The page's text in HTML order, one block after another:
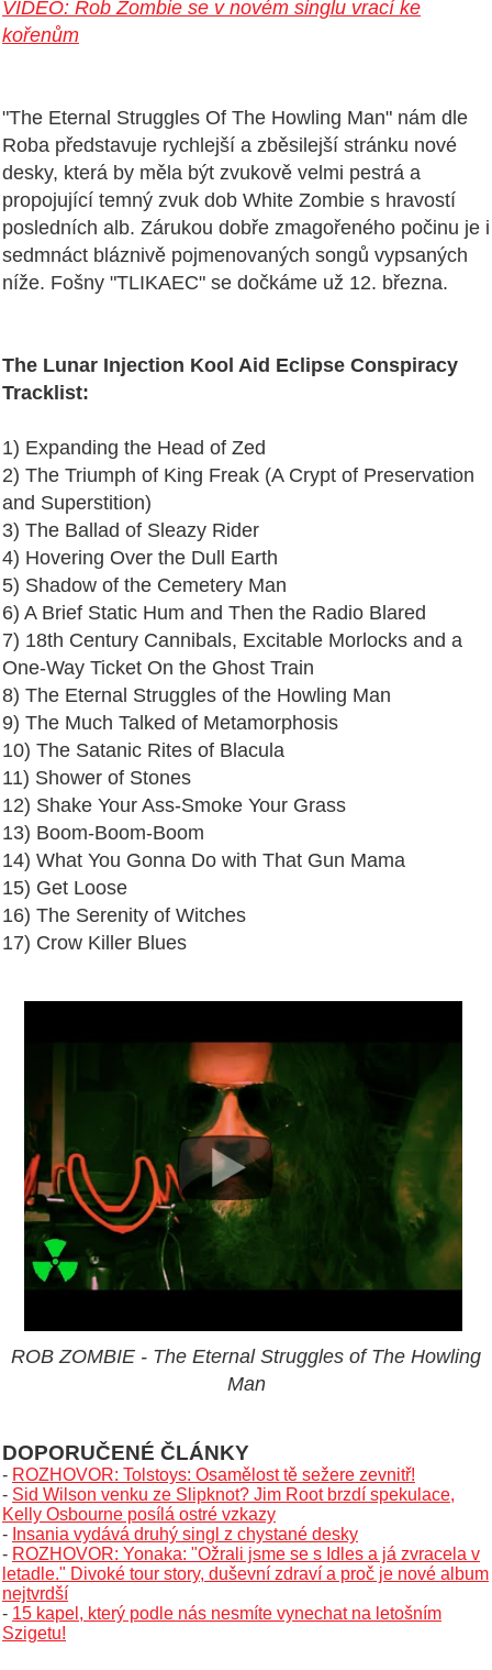
VIDEO: Rob Zombie se v novém singlu vrací ke
kořenům
"The Eternal Struggles Of The Howling Man" nám dle
Roba představuje rychlejší a zběsilejší stránku nové
desky, která by měla být zvukově velmi pestrá a
propojující temný zvuk dob White Zombie s hravostí
posledních alb. Zárukou dobře zmagořeného počinu je i
sedmnáct bláznivě pojmenovaných songů vypsaných
níže. Fošny "TLIKAEC" se dočkáme už 12. března.
The Lunar Injection Kool Aid Eclipse Conspiracy
Tracklist:
1) Expanding the Head of Zed
2) The Triumph of King Freak (A Crypt of Preservation
and Superstition)
3) The Ballad of Sleazy Rider
4) Hovering Over the Dull Earth
5) Shadow of the Cemetery Man
6) A Brief Static Hum and Then the Radio Blared
7) 18th Century Cannibals, Excitable Morlocks and a
One-Way Ticket On the Ghost Train
8) The Eternal Struggles of the Howling Man
9) The Much Talked of Metamorphosis
10) The Satanic Rites of Blacula
11) Shower of Stones
12) Shake Your Ass-Smoke Your Grass
13) Boom-Boom-Boom
14) What You Gonna Do with That Gun Mama
15) Get Loose
16) The Serenity of Witches
17) Crow Killer Blues
ROB ZOMBIE - The Eternal Struggles of The Howling
Man
DOPORUČENÉ ČLÁNKY
- ROZHOVOR: Tolstoys: Osamělost tě sežere zevnitř!
- Sid Wilson venku ze Slipknot? Jim Root brzdí spekulace,
Kelly Osbourne posílá ostré vzkazy
- Insania vydává druhý singl z chystané desky
- ROZHOVOR: Yonaka: "Ožrali jsme se s Idles a já zvracela v
letadle." Divoké tour story, duševní zdraví a proč je nové album
nejtvrdší
- 15 kapel, který podle nás nesmíte vynechat na letošním
Szigetu!